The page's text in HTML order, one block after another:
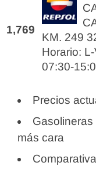
1,769
KM. 249
Horario:
07:30-
Precios
más cara